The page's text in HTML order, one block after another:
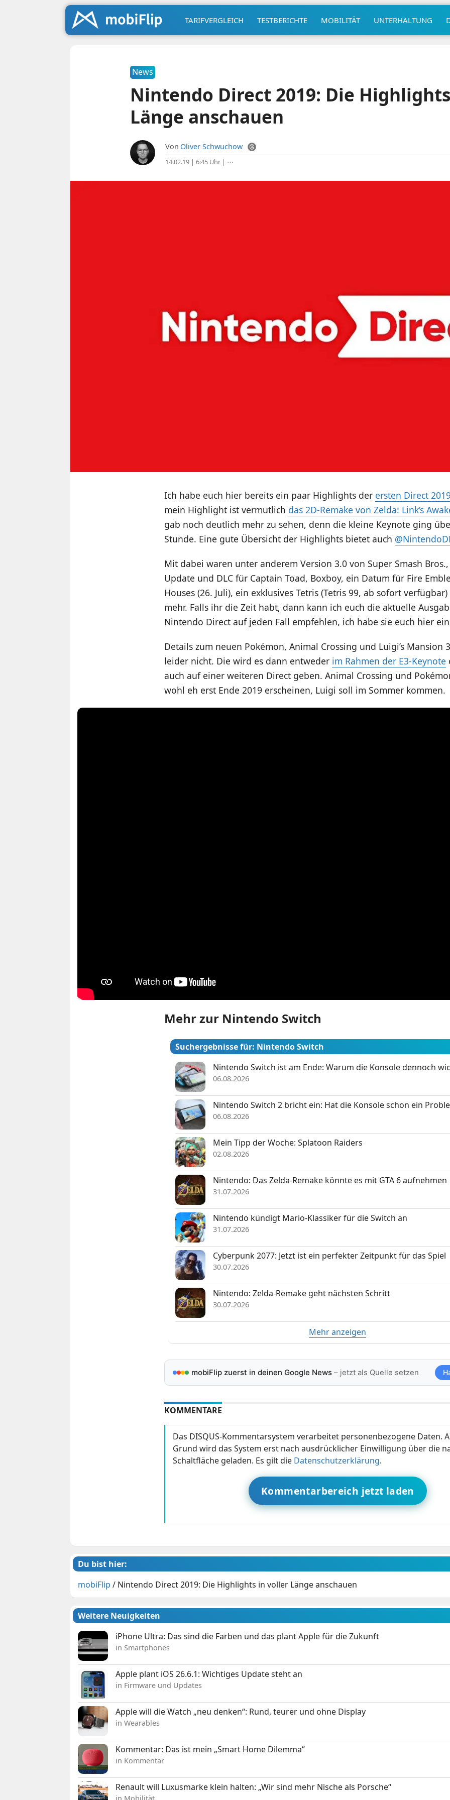
TARIFVERGLEICH TESTBERICHTE MOBILITÄT UNTERHALTUNG
News
Nintendo Direct 2019: Die
Länge anschauen
Von Oliver Schwuchow
14.02.19 | 6:45 Uhr| ⋯
Ich habe euch hier bereits ein paar Highlights der ersten Direct
mein Highlight ist vermutlich das 2D-Remake von Zelda: Link’s
gab noch deutlich mehr zu sehen, denn die kleine Keynote ging
Stunde. Eine gute Übersicht der Highlights bietet auch
Mit dabei waren unter anderem Version 3.0 von Super Smash
Update und DLC für Captain Toad, Boxboy, ein Datum für Fire
Houses (26. Juli), ein exklusives Tetris (Tetris 99, ab sofort
mehr. Falls ihr die Zeit habt, dann kann ich euch die aktuelle
Nintendo Direct auf jeden Fall empfehlen, ich habe sie euch hier
Details zum neuen Pokémon, Animal Crossing und Luigi’s Mansion
leider nicht. Die wird es dann entweder im Rahmen der E3-Keynote
auch auf einer weiteren Direct geben. Animal Crossing und
wohl eh erst Ende 2019 erscheinen, Luigi soll im Sommer kommen.
Mehr zur Nintendo Switch
Suchergebnisse für: Nintendo Switch
Nintendo Switch ist am Ende: Warum die Konsole dennoch
06.08.2026
Nintendo Switch 2 bricht ein: Hat die Konsole schon ein
06.08.2026
Mein Tipp der Woche: Splatoon Raiders
02.08.2026
Nintendo: Das Zelda-Remake könnte es mit GTA 6 aufnehmen
31.07.2026
Nintendo kündigt Mario-Klassiker für die Switch an
31.07.2026
Cyberpunk 2077: Jetzt ist ein perfekter Zeitpunkt für das Spiel
30.07.2026
Nintendo: Zelda-Remake geht nächsten Schritt
30.07.2026
Mehr anzeigen
mobiFlip zuerst in deinen Google News– jetzt als Quelle setzen
KOMMENTARE
Das DISQUS-Kommentarsystem verarbeitet personenbezogene Daten.
Grund wird das System erst nach ausdrücklicher Einwilligung über die
Schaltfläche geladen. Es gilt die Datenschutzerklärung.
Kommentarbereich jetzt laden
Du bist hier:
mobiFlip / Nintendo Direct 2019: Die Highlights in voller Länge anschauen
Weitere Neuigkeiten
iPhone Ultra: Das sind die Farben und das plant Apple für die Zukunft
in Smartphones
Apple plant iOS 26.6.1: Wichtiges Update steht an
in Firmware und Updates
Apple will die Watch „neu denken“: Rund, teurer und ohne Display
in Wearables
Kommentar: Das ist mein „Smart Home Dilemma“
in Kommentar
Renault will Luxusmarke klein halten: „Wir sind mehr Nische als Porsche“